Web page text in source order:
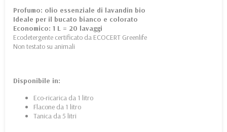
Profumo: olio essenziale di lavandin bio
Ideale per il bucato bianco e colorato
Economico: 1 L = 20 lavaggi
Ecodetergente certificato da ECOCERT Greenlife
Non testato su animali
Disponibile in:
Eco-ricarica da 1 litro
Flacone da 1 litro
Tanica da 5 litri